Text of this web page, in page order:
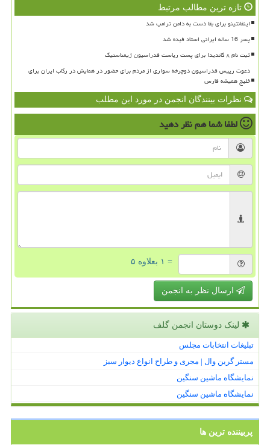
تازه ترین مطالب مرتبط
اینفانتینو برای بقا دست به دامن ترامپ شد
پسر 16 ساله ایرانی استاد فیده شد
ثبت نام ۸ کاندیدا برای پست ریاست فدراسیون ژیمناستیک
دعوت رییس فدراسیون دوچرخه سواری از مردم برای حضور در همایش در رکاب ایران برای
خلیج همیشه فارس
نظرات بینندگان انجمن در مورد این مطلب
لطفا شما همنظر دهید
= ۱ بعلاوه ۵
ارسال نظر به انجمن
لینک دوستان انجمن گلف
تبلیغات انتخابات مجلس
مستر گرین وال | مجری و طراح انواع دیوار سبز
نمایشگاه ماشین سنگین
نمایشگاه ماشین سنگین
پربیننده ترین ها